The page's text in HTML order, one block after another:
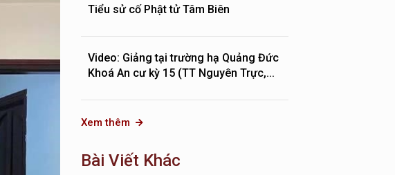
Tiểu sử cố Phật tử Tâm Biên
Video: Giảng tại trường hạ Quảng Đức
Khoá An cư kỳ 15 (TT Nguyên Trực,...
Xem thêm
Bài Viết Khác